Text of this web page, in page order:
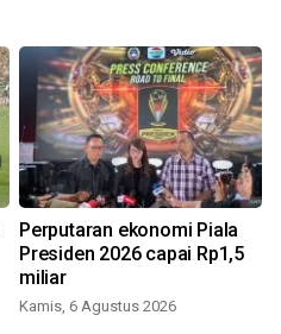
Perputaran ekonomi Piala
Presiden 2026 capai Rp1,5
miliar
Kamis, 6 Agustus 2026